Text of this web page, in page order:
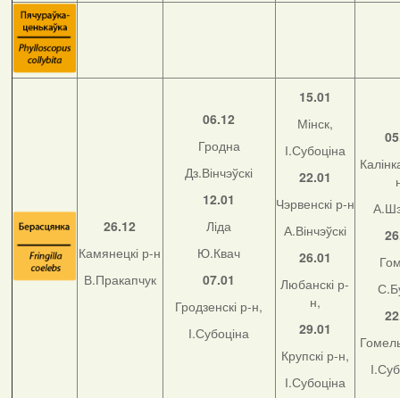
26.12
Камянецкі р-н
В.Пракапчук
06.12
Гродна
Дз.Вінчэўскі
12.01
Ліда
Ю.Квач
07.01
Гродзенскі р-н,
І.Субоціна
15.01
Мінск,
І.Субоціна
22.01
Чэрвенскі р-н
А.Вінчэўскі
26.01
Любанскі р-
н,
29.01
Крупскі р-н,
І.Субоціна